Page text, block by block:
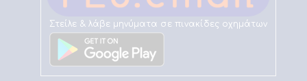
Στείλε & λάβε μηνύματα σε πινακίδες οχημάτων